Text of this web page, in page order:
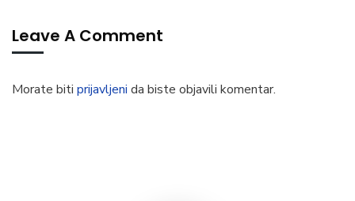
Leave A Comment
Morate biti prijavljeni da biste objavili komentar.